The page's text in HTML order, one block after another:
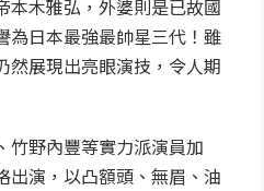
本木雅弘，外婆則是已故國
為日本最強最帥星三代！雖
然展現出亮眼演技，令人期
竹野內豐等實力派演員加
出演，以凸額頭、無眉、油